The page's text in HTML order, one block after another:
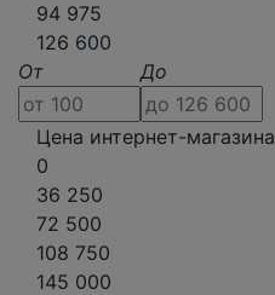
94 975
126 600
От
До
Цена интернет-магазина
0
36 250
72 500
108 750
145 000